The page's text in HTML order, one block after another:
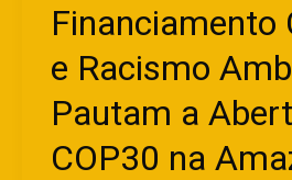
Financiamento
e Racismo
Pautam a
COP30 na
Amazônia